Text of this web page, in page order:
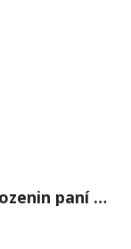
Oslava 101. narozenin paní Věry Skořepové